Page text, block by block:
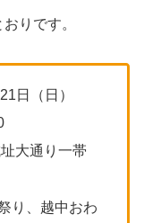
りです。
日（日）
大通り一帯
り、越中おわ